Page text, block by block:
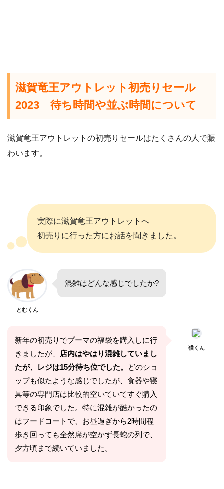
滋賀竜王アウトレット初売りセール
2023 待ち時間や並ぶ時間について
滋賀竜王アウトレットの初売りセールはたくさんの人で賑
わいます。
実際に滋賀竜王アウトレットへ
初売りに行った方にお話を聞きました。
とむくん
混雑はどんな感じでしたか?
新年の初売りでプーマの福袋を購入しに行
きましたが、
店内はやはり混雑していまし
たが、レジは15分待ち位でした。
どのショ
ップも似たような感じでしたが、食器や寝
具等の専門店は比較的空いていてすぐ購入
できる印象でした。特に混雑が酷かったの
はフードコートで、お昼過ぎから2時間程
歩き回っても全然席が空かず長蛇の列で、
夕方頃まで続いていました。
猫くん